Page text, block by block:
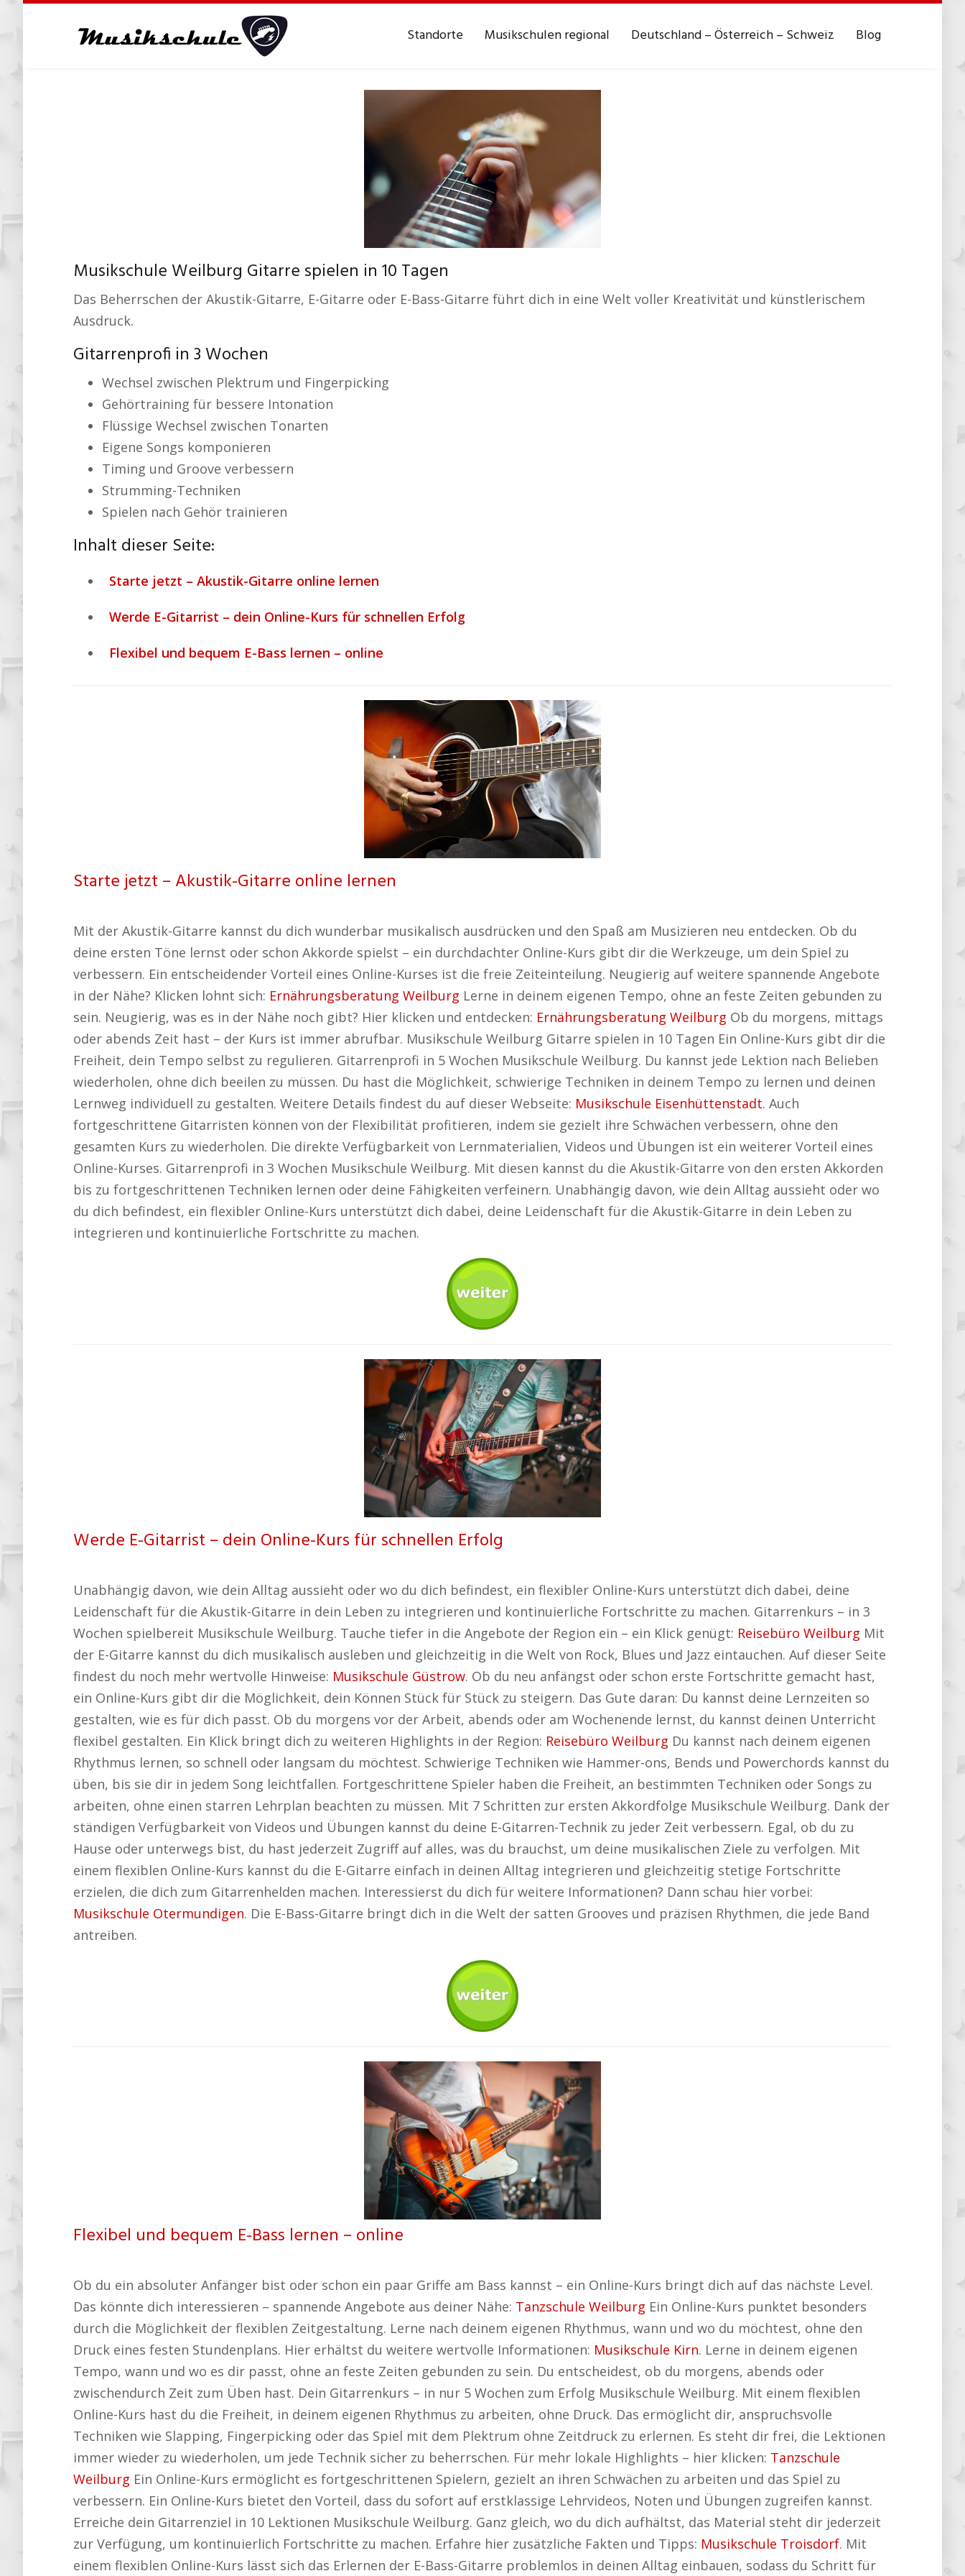
content
Standorte Musikschulen regional Deutschland – Österreich – Schweiz Blog
Musikschule Weilburg Gitarre spielen in 10 Tagen
Das Beherrschen der Akustik-Gitarre, E-Gitarre oder E-Bass-Gitarre führt dich in eine Welt voller Kreativität und künstlerischem
Ausdruck.
Gitarrenprofi in 3 Wochen
Wechsel zwischen Plektrum und Fingerpicking
Gehörtraining für bessere Intonation
Flüssige Wechsel zwischen Tonarten
Eigene Songs komponieren
Timing und Groove verbessern
Strumming-Techniken
Spielen nach Gehör trainieren
Inhalt dieser Seite:
Starte jetzt – Akustik-Gitarre online lernen
Werde E-Gitarrist – dein Online-Kurs für schnellen Erfolg
Flexibel und bequem E-Bass lernen – online
Starte jetzt – Akustik-Gitarre online lernen
Mit der Akustik-Gitarre kannst du dich wunderbar musikalisch ausdrücken und den Spaß am Musizieren neu entdecken. Ob du
deine ersten Töne lernst oder schon Akkorde spielst – ein durchdachter Online-Kurs gibt dir die Werkzeuge, um dein Spiel zu
verbessern. Ein entscheidender Vorteil eines Online-Kurses ist die freie Zeiteinteilung. Neugierig auf weitere spannende Angebote
in der Nähe? Klicken lohnt sich: Ernährungsberatung Weilburg Lerne in deinem eigenen Tempo, ohne an feste Zeiten gebunden zu
sein. Neugierig, was es in der Nähe noch gibt? Hier klicken und entdecken: Ernährungsberatung Weilburg Ob du morgens, mittags
oder abends Zeit hast – der Kurs ist immer abrufbar. Musikschule Weilburg Gitarre spielen in 10 Tagen Ein Online-Kurs gibt dir die
Freiheit, dein Tempo selbst zu regulieren. Gitarrenprofi in 5 Wochen Musikschule Weilburg. Du kannst jede Lektion nach Belieben
wiederholen, ohne dich beeilen zu müssen. Du hast die Möglichkeit, schwierige Techniken in deinem Tempo zu lernen und deinen
Lernweg individuell zu gestalten. Weitere Details findest du auf dieser Webseite: Musikschule Eisenhüttenstadt. Auch
fortgeschrittene Gitarristen können von der Flexibilität profitieren, indem sie gezielt ihre Schwächen verbessern, ohne den
gesamten Kurs zu wiederholen. Die direkte Verfügbarkeit von Lernmaterialien, Videos und Übungen ist ein weiterer Vorteil eines
Online-Kurses. Gitarrenprofi in 3 Wochen Musikschule Weilburg. Mit diesen kannst du die Akustik-Gitarre von den ersten Akkorden
bis zu fortgeschrittenen Techniken lernen oder deine Fähigkeiten verfeinern. Unabhängig davon, wie dein Alltag aussieht oder wo
du dich befindest, ein flexibler Online-Kurs unterstützt dich dabei, deine Leidenschaft für die Akustik-Gitarre in dein Leben zu
integrieren und kontinuierliche Fortschritte zu machen.
Werde E-Gitarrist – dein Online-Kurs für schnellen Erfolg
Unabhängig davon, wie dein Alltag aussieht oder wo du dich befindest, ein flexibler Online-Kurs unterstützt dich dabei, deine
Leidenschaft für die Akustik-Gitarre in dein Leben zu integrieren und kontinuierliche Fortschritte zu machen. Gitarrenkurs – in 3
Wochen spielbereit Musikschule Weilburg. Tauche tiefer in die Angebote der Region ein – ein Klick genügt: Reisebüro Weilburg Mit
der E-Gitarre kannst du dich musikalisch ausleben und gleichzeitig in die Welt von Rock, Blues und Jazz eintauchen. Auf dieser Seite
findest du noch mehr wertvolle Hinweise: Musikschule Güstrow. Ob du neu anfängst oder schon erste Fortschritte gemacht hast,
ein Online-Kurs gibt dir die Möglichkeit, dein Können Stück für Stück zu steigern. Das Gute daran: Du kannst deine Lernzeiten so
gestalten, wie es für dich passt. Ob du morgens vor der Arbeit, abends oder am Wochenende lernst, du kannst deinen Unterricht
flexibel gestalten. Ein Klick bringt dich zu weiteren Highlights in der Region: Reisebüro Weilburg Du kannst nach deinem eigenen
Rhythmus lernen, so schnell oder langsam du möchtest. Schwierige Techniken wie Hammer-ons, Bends und Powerchords kannst du
üben, bis sie dir in jedem Song leichtfallen. Fortgeschrittene Spieler haben die Freiheit, an bestimmten Techniken oder Songs zu
arbeiten, ohne einen starren Lehrplan beachten zu müssen. Mit 7 Schritten zur ersten Akkordfolge Musikschule Weilburg. Dank der
ständigen Verfügbarkeit von Videos und Übungen kannst du deine E-Gitarren-Technik zu jeder Zeit verbessern. Egal, ob du zu
Hause oder unterwegs bist, du hast jederzeit Zugriff auf alles, was du brauchst, um deine musikalischen Ziele zu verfolgen. Mit
einem flexiblen Online-Kurs kannst du die E-Gitarre einfach in deinen Alltag integrieren und gleichzeitig stetige Fortschritte
erzielen, die dich zum Gitarrenhelden machen. Interessierst du dich für weitere Informationen? Dann schau hier vorbei:
Musikschule Otermundigen. Die E-Bass-Gitarre bringt dich in die Welt der satten Grooves und präzisen Rhythmen, die jede Band
antreiben.
Flexibel und bequem E-Bass lernen – online
Ob du ein absoluter Anfänger bist oder schon ein paar Griffe am Bass kannst – ein Online-Kurs bringt dich auf das nächste Level.
Das könnte dich interessieren – spannende Angebote aus deiner Nähe: Tanzschule Weilburg Ein Online-Kurs punktet besonders
durch die Möglichkeit der flexiblen Zeitgestaltung. Lerne nach deinem eigenen Rhythmus, wann und wo du möchtest, ohne den
Druck eines festen Stundenplans. Hier erhältst du weitere wertvolle Informationen: Musikschule Kirn. Lerne in deinem eigenen
Tempo, wann und wo es dir passt, ohne an feste Zeiten gebunden zu sein. Du entscheidest, ob du morgens, abends oder
zwischendurch Zeit zum Üben hast. Dein Gitarrenkurs – in nur 5 Wochen zum Erfolg Musikschule Weilburg. Mit einem flexiblen
Online-Kurs hast du die Freiheit, in deinem eigenen Rhythmus zu arbeiten, ohne Druck. Das ermöglicht dir, anspruchsvolle
Techniken wie Slapping, Fingerpicking oder das Spiel mit dem Plektrum ohne Zeitdruck zu erlernen. Es steht dir frei, die Lektionen
immer wieder zu wiederholen, um jede Technik sicher zu beherrschen. Für mehr lokale Highlights – hier klicken: Tanzschule
Weilburg Ein Online-Kurs ermöglicht es fortgeschrittenen Spielern, gezielt an ihren Schwächen zu arbeiten und das Spiel zu
verbessern. Ein Online-Kurs bietet den Vorteil, dass du sofort auf erstklassige Lehrvideos, Noten und Übungen zugreifen kannst.
Erreiche dein Gitarrenziel in 10 Lektionen Musikschule Weilburg. Ganz gleich, wo du dich aufhältst, das Material steht dir jederzeit
zur Verfügung, um kontinuierlich Fortschritte zu machen. Erfahre hier zusätzliche Fakten und Tipps: Musikschule Troisdorf. Mit
einem flexiblen Online-Kurs lässt sich das Erlernen der E-Bass-Gitarre problemlos in deinen Alltag einbauen, sodass du Schritt für